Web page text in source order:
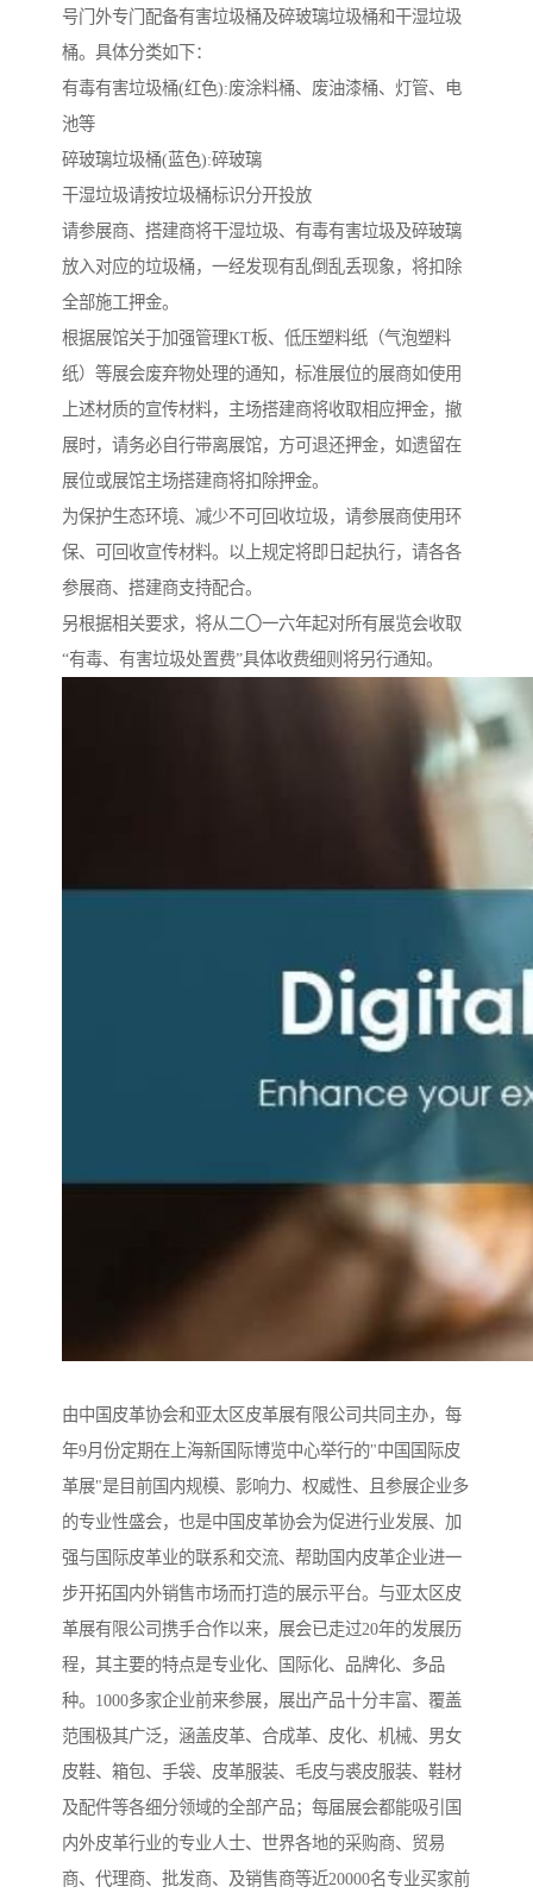
号门外专门配备有害垃圾桶及碎玻璃垃圾桶和干湿垃圾
桶。具体分类如下：
有毒有害垃圾桶(红色):废涂料桶、废油漆桶、灯管、电
池等
碎玻璃垃圾桶(蓝色):碎玻璃
干湿垃圾请按垃圾桶标识分开投放
请参展商、搭建商将干湿垃圾、有毒有害垃圾及碎玻璃
放入对应的垃圾桶，一经发现有乱倒乱丢现象，将扣除
全部施工押金。
根据展馆关于加强管理KT板、低压塑料纸（气泡塑料
纸）等展会废弃物处理的通知，标准展位的展商如使用
上述材质的宣传材料，主场搭建商将收取相应押金，撤
展时，请务必自行带离展馆，方可退还押金，如遗留在
展位或展馆主场搭建商将扣除押金。
为保护生态环境、减少不可回收垃圾，请参展商使用环
保、可回收宣传材料。以上规定将即日起执行，请各各
参展商、搭建商支持配合。
另根据相关要求，将从二〇一六年起对所有展览会收取
“有毒、有害垃圾处置费”具体收费细则将另行通知。
由中国皮革协会和亚太区皮革展有限公司共同主办，每
年9月份定期在上海新国际博览中心举行的"中国国际皮
革展"是目前国内规模、影响力、权威性、且参展企业多
的专业性盛会，也是中国皮革协会为促进行业发展、加
强与国际皮革业的联系和交流、帮助国内皮革企业进一
步开拓国内外销售市场而打造的展示平台。与亚太区皮
革展有限公司携手合作以来，展会已走过20年的发展历
程，其主要的特点是专业化、国际化、品牌化、多品
种。1000多家企业前来参展，展出产品十分丰富、覆盖
范围极其广泛，涵盖皮革、合成革、皮化、机械、男女
皮鞋、箱包、手袋、皮革服装、毛皮与裘皮服装、鞋材
及配件等各细分领域的全部产品；每届展会都能吸引国
内外皮革行业的专业人士、世界各地的采购商、贸易
商、代理商、批发商、及销售商等近20000名专业买家前